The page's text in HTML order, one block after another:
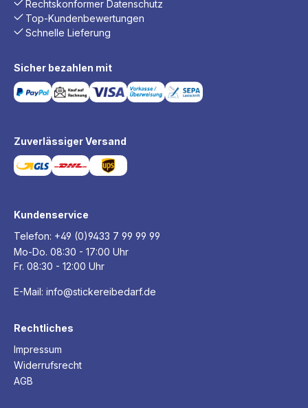
Rechtskonformer Datenschutz
Top-Kundenbewertungen
Schnelle Lieferung
Sicher bezahlen mit
Zuverlässiger Versand
Kundenservice
Telefon: +49 (0)9433 7 99 99 99
Mo-Do. 08:30 - 17:00 Uhr
Fr. 08:30 - 12:00 Uhr
E-Mail: info@stickereibedarf.de
Rechtliches
Impressum
Widerrufsrecht
AGB